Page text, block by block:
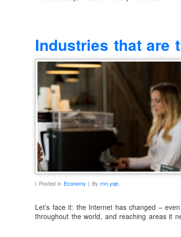
Industries that are
| Posted in Economy | By rnn.yqe.
Let’s face it: the Internet has changed –
throughout the world, and reaching areas it